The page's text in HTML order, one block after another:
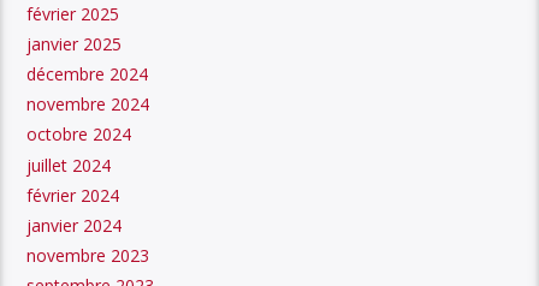
février 2025
janvier 2025
décembre 2024
novembre 2024
octobre 2024
juillet 2024
février 2024
janvier 2024
novembre 2023